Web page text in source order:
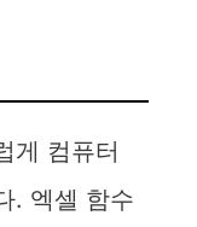
게 컴퓨터
. 엑셀 함수